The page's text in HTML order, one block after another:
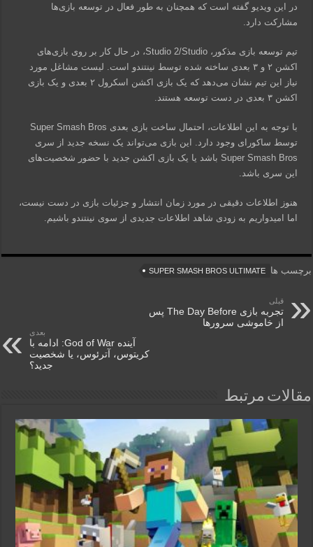
در این ویدیو گفته است که همچنان به طور فعال در توسعه بازی‌ها
مشارکت دارد.
تیم توسعه بازی مذکور، Studio 2/Studio، در حال کار بر روی بازی‌های
اکشن ۲ و ۳ بعدی ساخته شده توسط نینتندو است. لیست مشاغل مورد
نیاز این تیم نشان می‌دهد که یک بازی اکشن اسکرول ۲ بعدی و یک بازی
اکشن ۳ بعدی در دست توسعه هستند.
با توجه به این اطلاعات، احتمال ساخت بازی بعدی Super Smash Bros
توسط ساکورای وجود دارد. این بازی می‌تواند یک نسخه جدید از سری
Super Smash Bros باشد یا یک بازی اکشن جدید با حضور شخصیت‌های
این سری باشد.
هنوز اطلاعات دقیقی در مورد زمان انتشار و جزئیات بازی در دست نیست،
اما امیدواریم به زودی شاهد اطلاعات جدیدی از سوی نینتندو باشیم.
برچسب ها SUPER SMASH BROS ULTIMATE
قبلی
تجربه بازی The Day Before پس
از خاموشی سرورها
بعدی
آینده God of War: ادامه با
کریتوس، آترئوس، یا شخصیت
جدید؟
مقالات مرتبط